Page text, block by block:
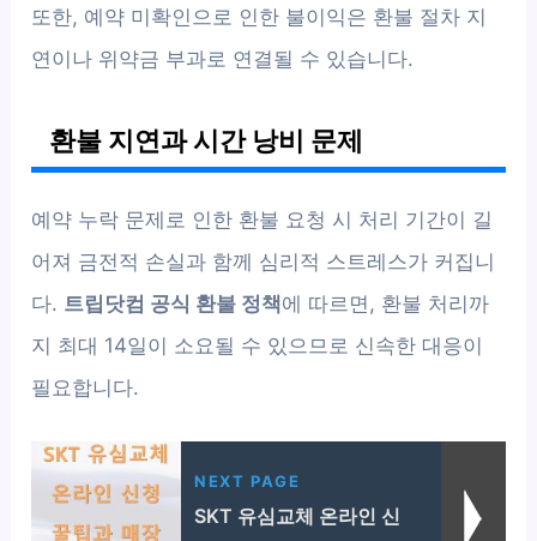
또한, 예약 미확인으로 인한 불이익은 환불 절차 지
연이나 위약금 부과로 연결될 수 있습니다.
환불 지연과 시간 낭비 문제
예약 누락 문제로 인한 환불 요청 시 처리 기간이 길
어져 금전적 손실과 함께 심리적 스트레스가 커집니
다. 트립닷컴 공식 환불 정책에 따르면, 환불 처리까
지 최대 14일이 소요될 수 있으므로 신속한 대응이
필요합니다.
NEXT PAGE
SKT 유심교체 온라인 신